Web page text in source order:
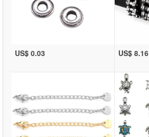
US$ 0.03 US$ 8.16